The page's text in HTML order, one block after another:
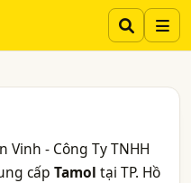
Vinh - Công Ty TNHH
cấp Tamol tại TP. Hồ